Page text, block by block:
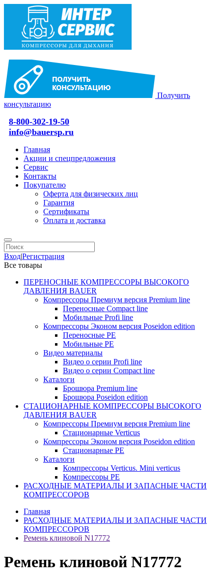
Получить
консультацию
8-800-302-19-50
info@bauersp.ru
Главная
Акции и спецпредложения
Сервис
Контакты
Покупателю
Оферта для физических лиц
Гарантия
Сертификаты
Оплата и доставка
Вход|Регистрация
Все товары
ПЕРЕНОСНЫЕ КОМПРЕССОРЫ ВЫСОКОГО
ДАВЛЕНИЯ BAUER
Компрессоры Премиум версия Premium line
Переносные Compact line
Мобильные Profi line
Компрессоры Эконом версия Poseidon edition
Переносные PE
Мобильные PE
Видео материалы
Видео о серии Profi line
Видео о серии Compact line
Каталоги
Брошюра Premium line
Брошюра Poseidon edition
СТАЦИОНАРНЫЕ КОМПРЕССОРЫ ВЫСОКОГО
ДАВЛЕНИЯ BAUER
Компрессоры Премиум версия Premium line
Стационарные Verticus
Компрессоры Эконом версия Poseidon edition
Стационарные PE
Каталоги
Компрессоры Verticus. Mini verticus
Компрессоры PE
РАСХОДНЫЕ МАТЕРИАЛЫ И ЗАПАСНЫЕ ЧАСТИ
КОМПРЕССОРОВ
Главная
РАСХОДНЫЕ МАТЕРИАЛЫ И ЗАПАСНЫЕ ЧАСТИ
КОМПРЕССОРОВ
Ремень клиновой N17772
Ремень клиновой N17772